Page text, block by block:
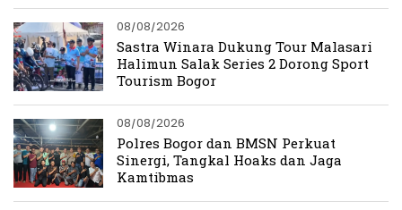
08/08/2026
Sastra Winara Dukung Tour Malasari
Halimun Salak Series 2 Dorong Sport
Tourism Bogor
08/08/2026
Polres Bogor dan BMSN Perkuat
Sinergi, Tangkal Hoaks dan Jaga
Kamtibmas